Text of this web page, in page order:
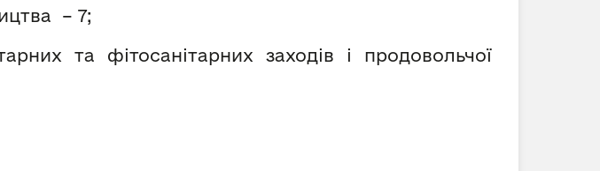
– 7;
та фітосанітарних заходів і продовольчої